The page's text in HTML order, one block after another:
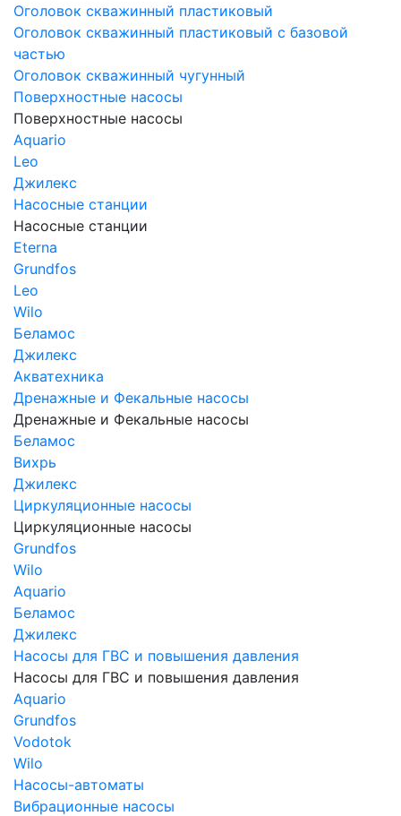
Оголовок скважинный пластиковый
Оголовок скважинный пластиковый с базовой
частью
Оголовок скважинный чугунный
Поверхностные насосы
Поверхностные насосы
Aquario
Leo
Джилекс
Насосные станции
Насосные станции
Eterna
Grundfos
Leo
Wilo
Беламос
Джилекс
Акватехника
Дренажные и Фекальные насосы
Дренажные и Фекальные насосы
Беламос
Вихрь
Джилекс
Циркуляционные насосы
Циркуляционные насосы
Grundfos
Wilo
Aquario
Беламос
Джилекс
Насосы для ГВС и повышения давления
Насосы для ГВС и повышения давления
Aquario
Grundfos
Vodotok
Wilo
Насосы-автоматы
Вибрационные насосы